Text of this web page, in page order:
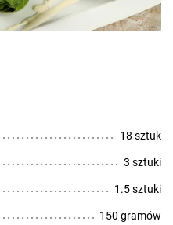
18 sztuk
3 sztuki
1.5 sztuki
150 gramów